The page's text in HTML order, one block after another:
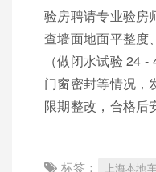
验房聘请专业验房
查墙面地面平整度
（做闭水试验 24 -
门窗密封等情况，
限期整改，合格后
标签： 上海本地